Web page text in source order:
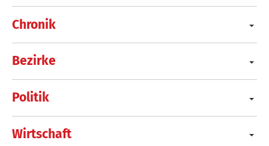
Chronik
Bezirke
Politik
Wirtschaft